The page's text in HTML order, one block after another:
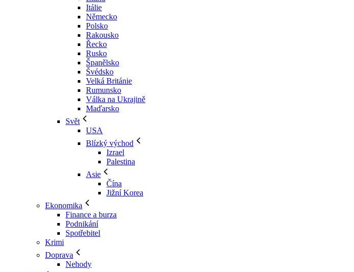
Itálie
Německo
Polsko
Rakousko
Řecko
Rusko
Španělsko
Švédsko
Velká Británie
Rumunsko
Válka na Ukrajině
Maďarsko
Svět
USA
Blízký východ
Izrael
Palestina
Asie
Čína
Jižní Korea
Ekonomika
Finance a burza
Podnikání
Spotřebitel
Krimi
Doprava
Nehody